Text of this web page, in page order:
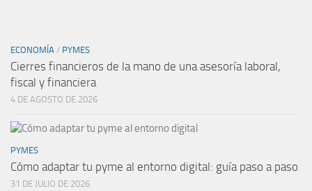
ECONOMÍA / PYMES
Cierres financieros de la mano de una asesoría laboral,
fiscal y financiera
4 DE AGOSTO DE 2026
PYMES
Cómo adaptar tu pyme al entorno digital: guía paso a paso
31 DE JULIO DE 2026